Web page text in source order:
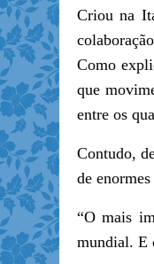
Criou na
Como
que
entre os
Contudo,
de
“O mais
mundial. E